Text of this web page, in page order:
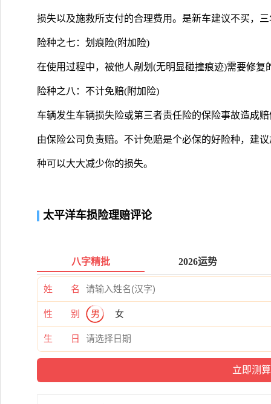
损失以及施救所支付的合理费用。是新车建议不买，
险种之七：划痕险(附加险)
在使用过程中，被他人剐划(无明显碰撞痕迹)需要修复
险种之八：不计免赔(附加险)
车辆发生车辆损失险或第三者责任险的保险事故造成
由保险公司负责赔。不计免赔是个必保的好险种，建
种可以大大减少你的损失。
太平洋车损险理赔评论
八字精批 2026运势
姓 名
性 别 男 女
生 日